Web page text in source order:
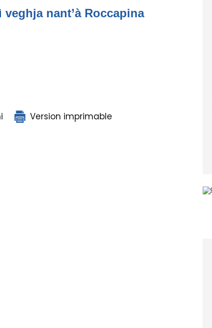
nant’à Roccapina
Version imprimable